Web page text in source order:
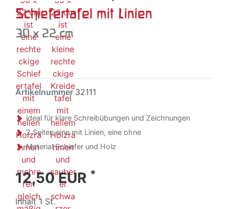
Schiefertafel mit Linien
30 x 22 cm
Artikelnummer32111
ideal für klare Schreibübungen und Zeichnungen
2 Seiten eine mit Linien, eine ohne
Material Schiefer und Holz
12,50 EUR *
Inhalt1 St.